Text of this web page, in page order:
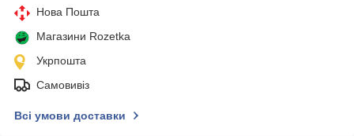
Нова Пошта
Магазини Rozetka
Укрпошта
Самовивіз
Всі умови доставки